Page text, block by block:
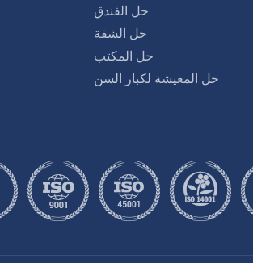
حل الفندق
حل الشقة
حل المكتب
حل المعيشة لكبار السن